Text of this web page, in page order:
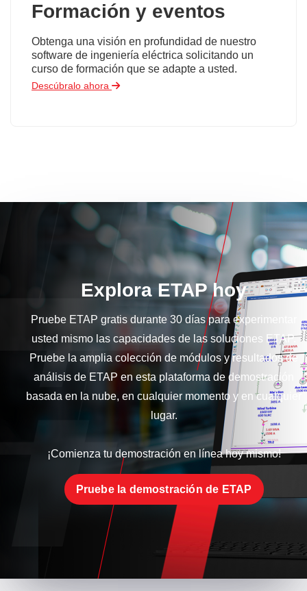
Formación y eventos
Obtenga una visión en profundidad de nuestro
software de ingeniería eléctrica solicitando un
curso de formación que se adapte a usted.
Descúbralo ahora
Explora ETAP hoy
Pruebe ETAP gratis durante 30 días para experimentar
usted mismo las capacidades de las soluciones ETAP.
Pruebe la amplia colección de módulos y resultados de
análisis de ETAP en esta plataforma de demostración
basada en la nube, en cualquier momento y en cualquier
lugar.
¡Comienza tu demostración en línea hoy mismo!
Pruebe la demostración de ETAP